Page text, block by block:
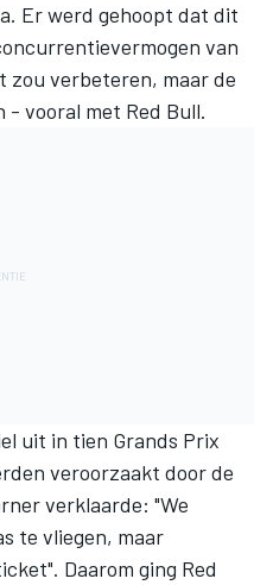
Er werd gehoopt dat dit
van
zou verbeteren, maar de
- vooral met Red Bull.
uit in tien Grands Prix
veroorzaakt door de
verklaarde: "We
te vliegen, maar
Daarom ging Red